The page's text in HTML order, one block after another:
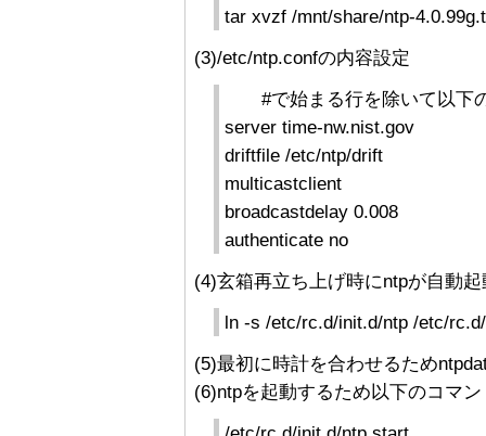
tar xvzf /mnt/share/ntp-
(3)/etc/ntp.confの内容設定
#で始まる行を除いて以下
server time-nw.nist.gov
driftfile /etc/ntp/drift
multicastclient
broadcastdelay 0.008
authenticate no
(4)玄箱再立ち上げ時にntpが自動
ln -s /etc/rc.d/init.d/ntp /etc/
(5)最初に時計を合わせるため
(6)ntpを起動するため以下のコマ